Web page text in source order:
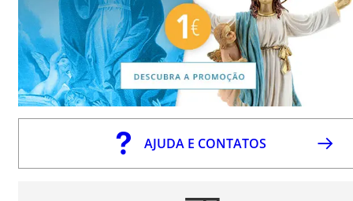
AJUDA E CONTATOS